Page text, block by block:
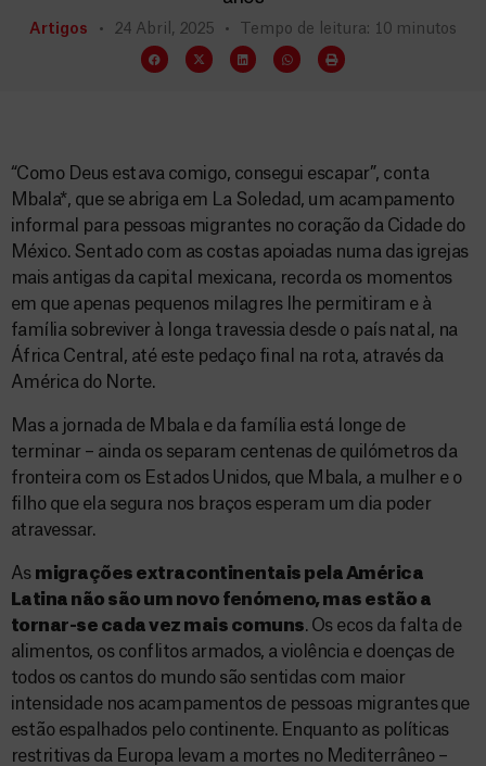
Artigos 24 Abril, 2025 Tempo de leitura: 10 minutos
“Como Deus estava comigo, consegui escapar”, conta
Mbala*, que se abriga em La Soledad, um acampamento
informal para pessoas migrantes no coração da Cidade do
México. Sentado com as costas apoiadas numa das igrejas
mais antigas da capital mexicana, recorda os momentos
em que apenas pequenos milagres lhe permitiram e à
família sobreviver à longa travessia desde o país natal, na
África Central, até este pedaço final na rota, através da
América do Norte.
Mas a jornada de Mbala e da família está longe de
terminar – ainda os separam centenas de quilómetros da
fronteira com os Estados Unidos, que Mbala, a mulher e o
filho que ela segura nos braços esperam um dia poder
atravessar.
As migrações extracontinentais pela América
Latina não são um novo fenómeno, mas estão a
tornar-se cada vez mais comuns. Os ecos da falta de
alimentos, os conflitos armados, a violência e doenças de
todos os cantos do mundo são sentidas com maior
intensidade nos acampamentos de pessoas migrantes que
estão espalhados pelo continente. Enquanto as políticas
restritivas da Europa levam a mortes no Mediterrâneo –